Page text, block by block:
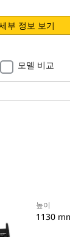
부 정보 보기
모델 비교
높이
1130